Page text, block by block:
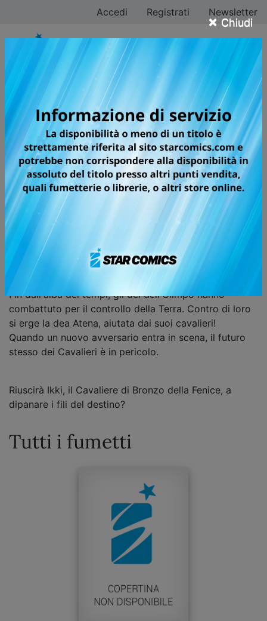
× Chiudi
Accedi Registrati Newsletter
I CAVALIERI DELLO
ZODIACO - SAINT
SEIYA: TIME
ODYSSEY
Volumi totali: 5 — Volumi pubblicati: 8
Un’opera supervisionata
direttamente dal maestro MASAMI
KURUMADA
Fin dall'alba dei tempi, gli dei dell'Olimpo hanno
combattuto per il controllo della Terra. Contro di loro
si erge la dea Atena, aiutata dai suoi cavalieri!
Quando un nuovo avversario entra in scena, il futuro
stesso dei Cavalieri è in pericolo.
Riuscirà Ikki, il Cavaliere di Bronzo della Fenice, a
dipanare i fili del destino?
Tutti i fumetti